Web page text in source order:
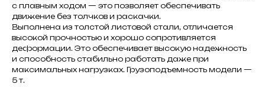
с плавным ходом — это позволяет обеспечивать
движение без толчков и раскачки.
Выполнена из толстой листовой стали, отличается
высокой прочностью и хорошо сопротивляется
деформации. Это обеспечивает высокую надежность
и способность стабильно работать даже при
максимальных нагрузках. Грузоподъемность модели —
5 т.